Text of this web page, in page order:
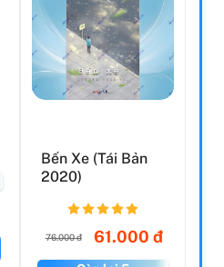
Bến Xe (Tái Bản
61.000 đ